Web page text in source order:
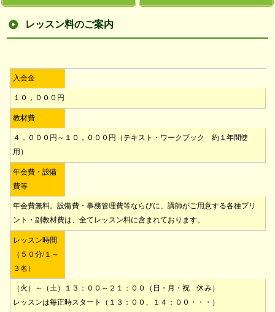
レッスン料のご案内
入会金
１０，０００円
教材費
４，０００円～１０，０００円（テキスト・ワークブック 約１年間使
用）
年会費・設備
費等
年会費無料。設備費・事務管理費等ならびに、講師がご用意する各種プリ
ント・副教材費は、全てレッスン料に含まれております。
レッスン時間
（５０分/１～
３名）
（火）～（土）１３：００～２１：００（日・月・祝 休み）
レッスンは毎正時スタート（１３：００、１４：００・・・）